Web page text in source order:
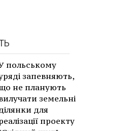
польському
запевняють,
не планують
земельні
для
проекту